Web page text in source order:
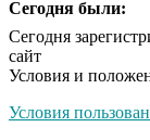
Сегодня были:
Сегодня
сайт
Условия и
Условия